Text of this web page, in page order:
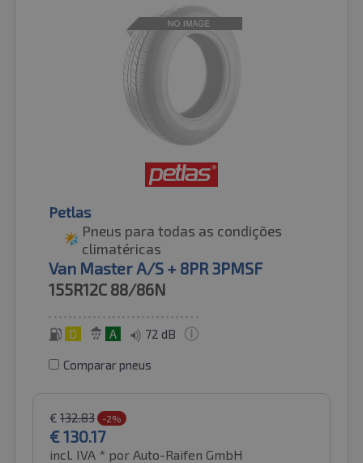
Petlas
Pneus para todas as condições
climatéricas
Van Master A/S + 8PR 3PMSF
155R12C 88/86N
D A 72 dB
Comparar pneus
€ 132.83 -2%
€130.17
incl. IVA * por Auto-Raifen GmbH